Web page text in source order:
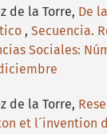
de la Torre, De
, Secuencia.
Sociales:
de la Torre,
et l´invention